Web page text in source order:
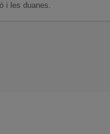
i les duanes.